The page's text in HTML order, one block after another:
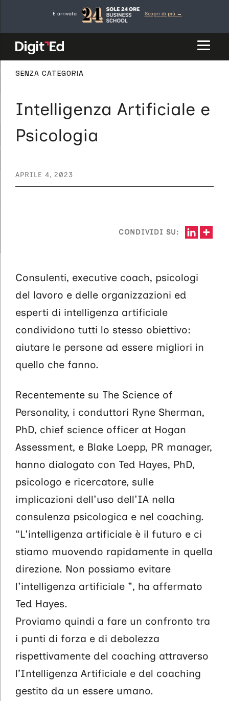
contenuto
È arrivata Scopri di più →
CATEGORIE
SENZA CATEGORIA
Intelligenza Artificiale e
Psicologia
APRILE 4, 2023
CONDIVIDI SU:
Consulenti, executive coach, psicologi
del lavoro e delle organizzazioni ed
esperti di intelligenza artificiale
condividono tutti lo stesso obiettivo:
aiutare le persone ad essere migliori in
quello che fanno.
Recentemente su The Science of
Personality, i conduttori Ryne Sherman,
PhD, chief science officer at Hogan
Assessment, e Blake Loepp, PR manager,
hanno dialogato con Ted Hayes, PhD,
psicologo e ricercatore, sulle
implicazioni dell'uso dell'IA nella
consulenza psicologica e nel coaching.
“L'intelligenza artificiale è il futuro e ci
stiamo muovendo rapidamente in quella
direzione. Non possiamo evitare
l'intelligenza artificiale ", ha affermato
Ted Hayes.
Proviamo quindi a fare un confronto tra
i punti di forza e di debolezza
rispettivamente del coaching attraverso
l’Intelligenza Artificiale e del coaching
gestito da un essere umano.